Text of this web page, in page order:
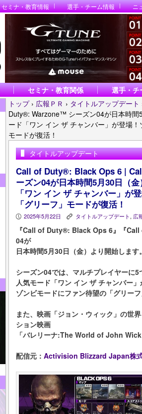
セミナ・教育情報 選手・チーム情報 ニ
セミナ・教育関係 選手・チ
トップ › 広報ＰＲ › タイトルアップデート
Duty®: Warzone™ シーズン04が日本時間
ード「ワン イン ザ チャンバー」が登場！
モードが復活！
タイトルアップデート
Call of Duty®: Black Ops 6 |
ーズン04が日本時間5月30日（
「ワン イン ザ チャンバー」が
「グリーフ」モードが復活！
P 2025年5月22日 K タイトルアップデート, 広
『Call of Duty®: Black Ops 6』『
04が
日本時間5月30日（金）より開始します。
シーズン04では、マルチプレイヤーに
人気モード「ワン イン ザ チャンバー」
ゾンビモードにファン待望の「グリーフ
また、映画「ジョン・ウィック」の世
ション映画
「バレリーナ:The World of John Wick
配信元： Activision Blizzard Japan株